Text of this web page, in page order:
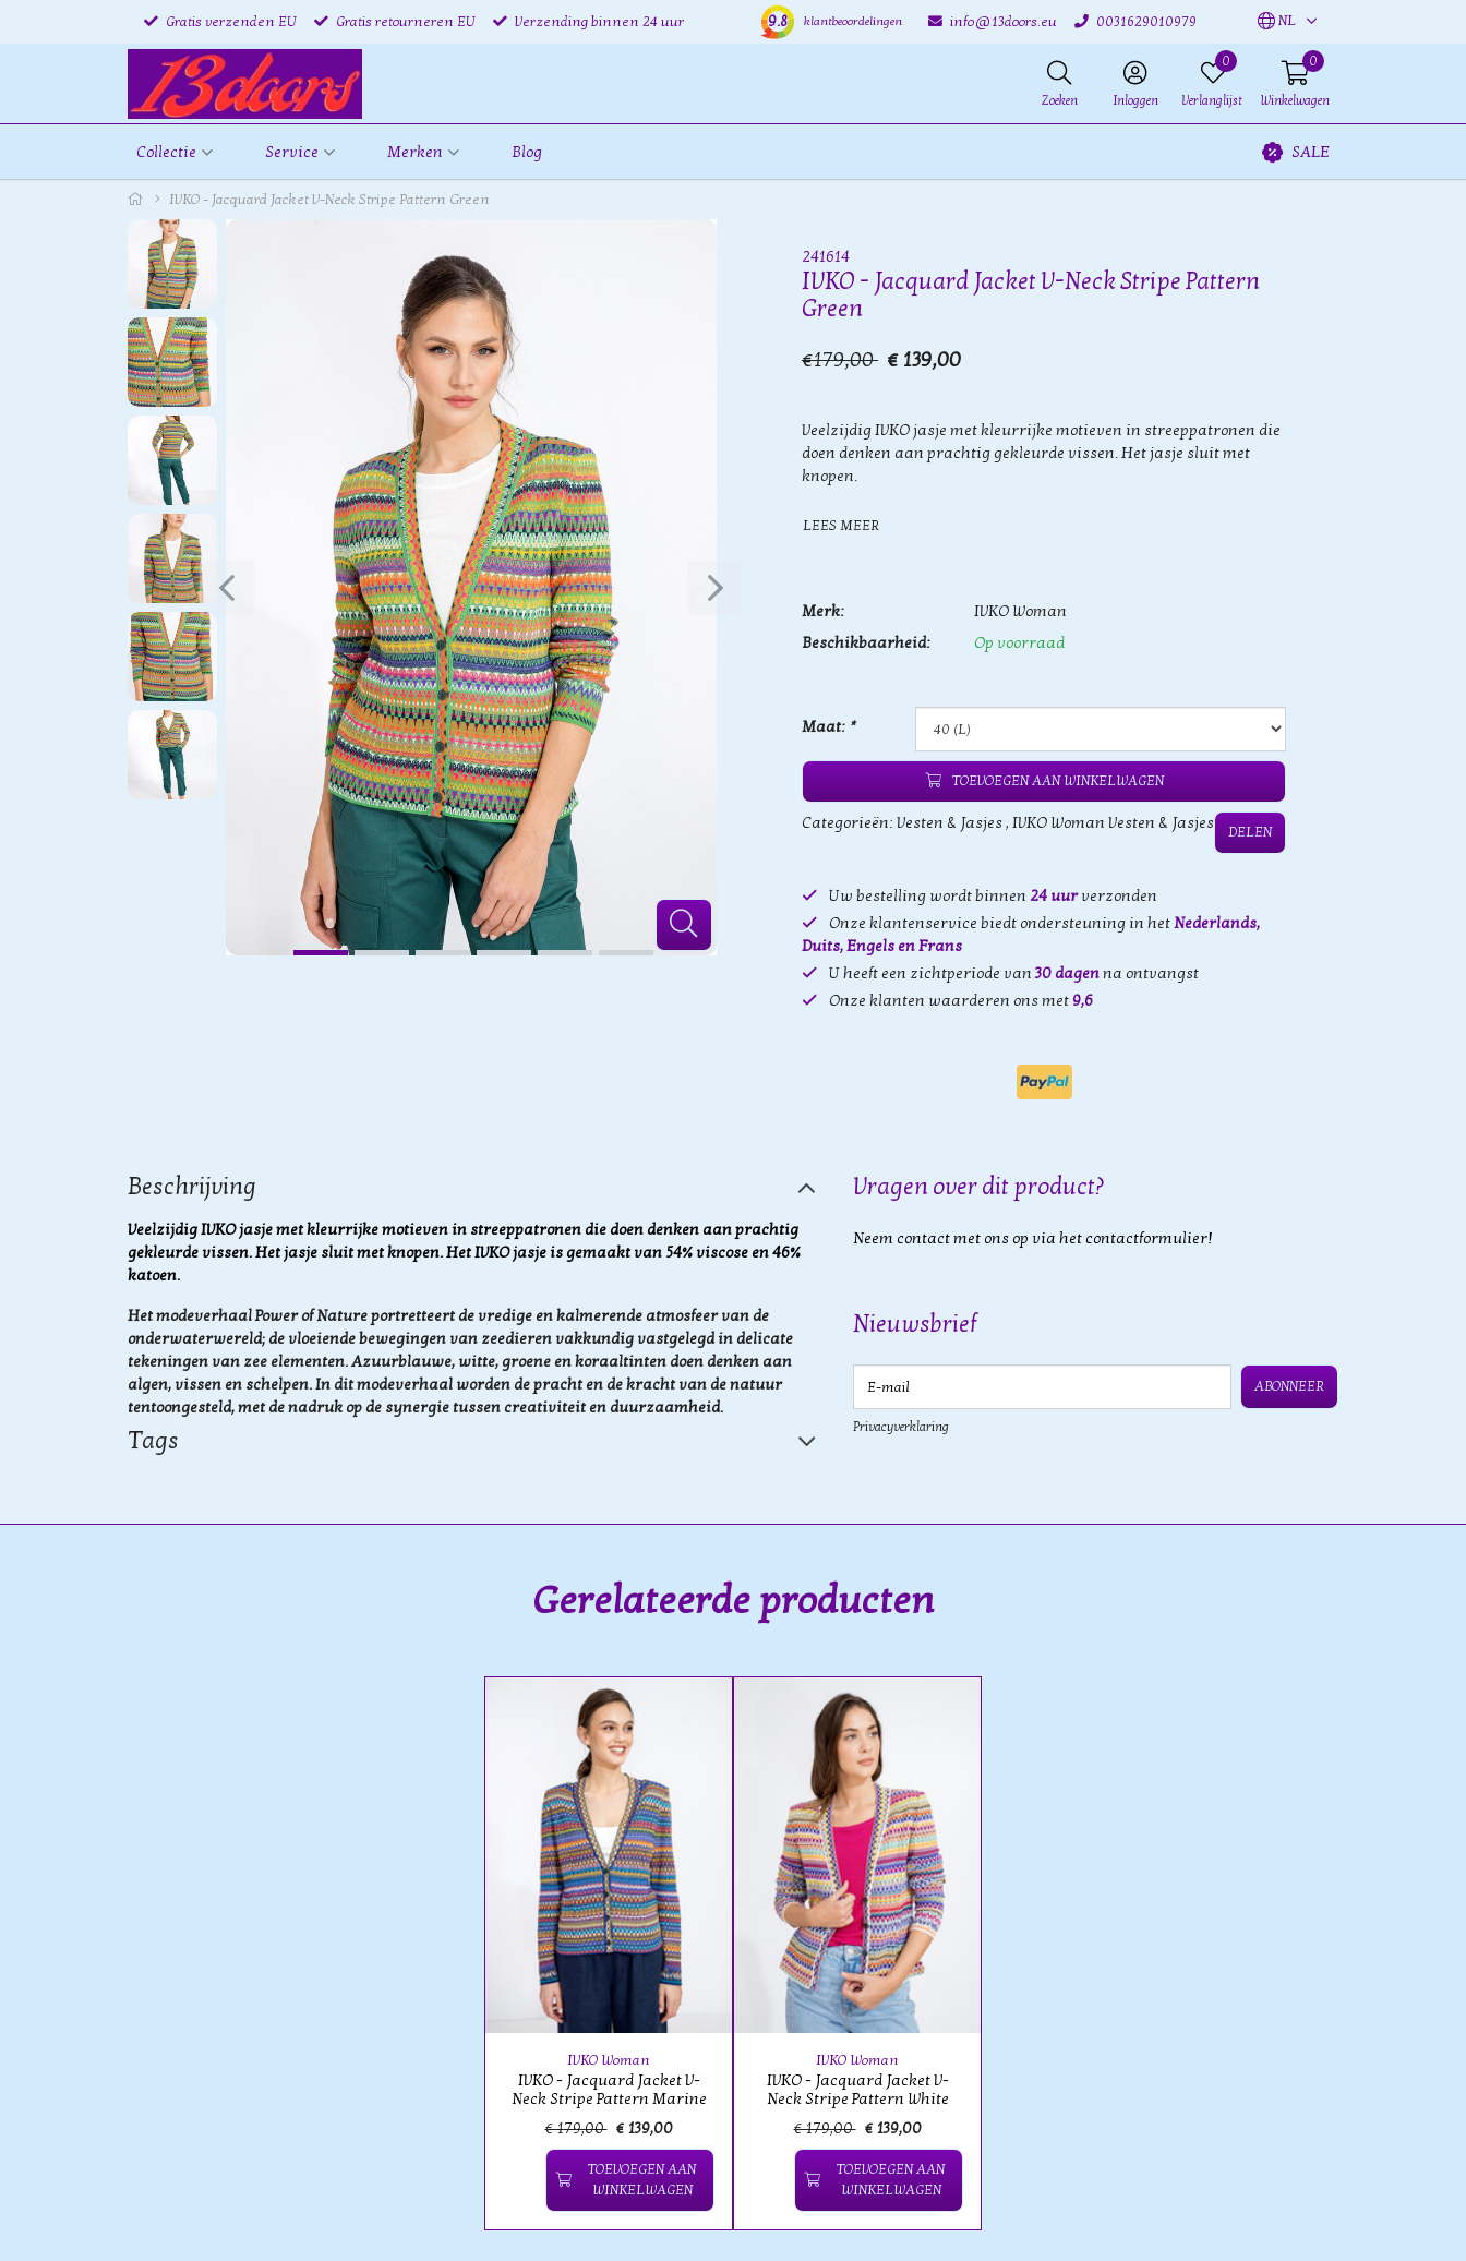
Gratis verzenden EU Gratis retourneren EU Verzending binnen 24 uur 9.8 klantbeoordelingen info@13doors.eu 0031629010979 NL
Zoeken Inloggen
0
Verlanglijst
0
Winkelwagen
Collectie Service Merken Blog SALE
IVKO - Jacquard Jacket V-Neck Stripe Pattern Green
241614
IVKO - Jacquard Jacket V-Neck Stripe Pattern
Green
€179,00 € 139,00
Veelzijdig IVKO jasje met kleurrijke motieven in streeppatronen die
doen denken aan prachtig gekleurde vissen. Het jasje sluit met
knopen.
LEES MEER
Merk:
IVKO Woman
Beschikbaarheid:
Op voorraad
Maat: *
TOEVOEGEN AAN WINKELWAGEN
Categorieën: Vesten & Jasjes, IVKO Woman Vesten & Jasjes DELEN
Uw bestelling wordt binnen 24 uurverzonden
Onze klantenservice biedt ondersteuning in hetNederlands,
Duits, Engels en Frans
U heeft een zichtperiode van30 dagenna ontvangst
Onze klanten waarderen ons met 9,6
Beschrijving
Veelzijdig IVKO jasje met kleurrijke motieven in streeppatronen die doen denken aan prachtig
gekleurde vissen. Het jasje sluit met knopen. Het IVKO jasje is gemaakt van 54% viscose en 46%
katoen.
Het modeverhaal Power of Natureportretteert de vredige en kalmerende atmosfeer van de
onderwaterwereld; de vloeiende bewegingen van zeedieren vakkundig vastgelegd in delicate
tekeningen van zee elementen. Azuurblauwe, witte, groene en koraaltinten doen denken aan
algen, vissen en schelpen. In dit modeverhaal worden de pracht en de kracht van de natuur
tentoongesteld, met de nadruk op de synergie tussen creativiteit en duurzaamheid.
Tags
Vragen over dit product?
Neem contact met ons op via het contactformulier!
Nieuwsbrief
E-mail
ABONNEER
Privacyverklaring
Gerelateerde producten
IVKO Woman
IVKO - Jacquard Jacket V-
Neck Stripe Pattern Marine
€ 179,00 € 139,00
TOEVOEGEN AAN
WINKELWAGEN
IVKO Woman
IVKO - Jacquard Jacket V-
Neck Stripe Pattern White
€ 179,00 € 139,00
TOEVOEGEN AAN
WINKELWAGEN